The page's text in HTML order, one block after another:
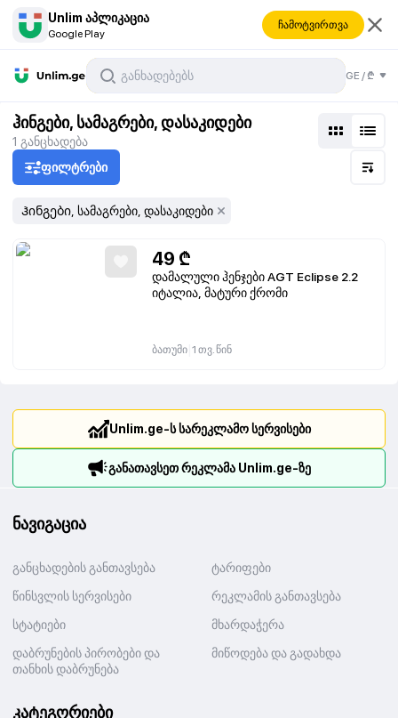
Unlim აპლიკაცია
Google Play
ჩამოტვირთვა
GE /₾
ჰინგები, სამაგრები, დასაკიდები
1 განცხადება
ფილტრები
Ჰინგები, სამაგრები, დასაკიდები
49 ₾
დამალული ჰენჯები AGT Eclipse 2.2
იტალია, მატური ქრომი
ბათუმი 1 თვ. წინ
Unlim.ge-ს სარეკლამო სერვისები
განათავსეთ რეკლამა Unlim.ge-ზე
ნავიგაცია
განცხადების განთავსება
ტარიფები
წინსვლის სერვისები
რეკლამის განთავსება
სტატიები
მხარდაჭერა
დაბრუნების პირობები და
თანხის დაბრუნება
მიწოდება და გადახდა
კატეგორიები